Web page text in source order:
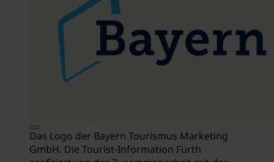
Das Logo der Bayern Tourismus Marketing
GmbH. Die Tourist-Information Fürth